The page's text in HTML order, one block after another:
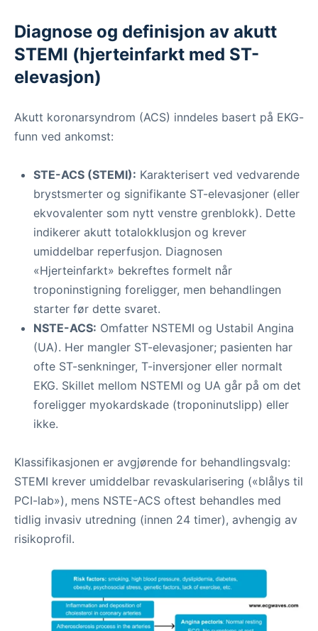
Diagnose og definisjon av akutt
STEMI (hjerteinfarkt med ST-
elevasjon)
Akutt koronarsyndrom (ACS) inndeles basert på EKG-
funn ved ankomst:
STE-ACS (STEMI): Karakterisert ved vedvarende
brystsmerter og signifikante ST-elevasjoner (eller
ekvovalenter som nytt venstre grenblokk). Dette
indikerer akutt totalokklusjon og krever
umiddelbar reperfusjon. Diagnosen
«Hjerteinfarkt» bekreftes formelt når
troponinstigning foreligger, men behandlingen
starter før dette svaret.
NSTE-ACS: Omfatter NSTEMI og Ustabil Angina
(UA). Her mangler ST-elevasjoner; pasienten har
ofte ST-senkninger, T-inversjoner eller normalt
EKG. Skillet mellom NSTEMI og UA går på om det
foreligger myokardskade (troponinutslipp) eller
ikke.
Klassifikasjonen er avgjørende for behandlingsvalg:
STEMI krever umiddelbar revaskularisering («blålys til
PCI-lab»), mens NSTE-ACS oftest behandles med
tidlig invasiv utredning (innen 24 timer), avhengig av
risikoprofil.